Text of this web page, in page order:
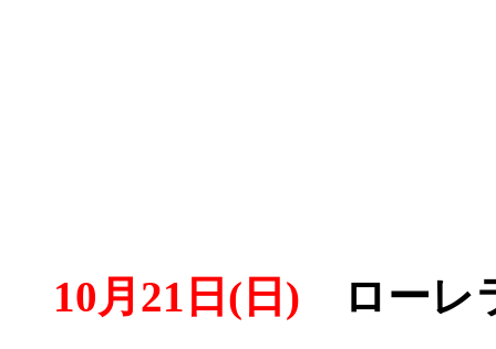
10月21日(日) ローレ